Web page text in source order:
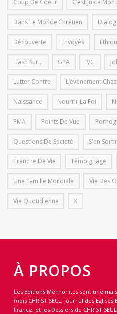
Coup De Coeur C’est Juste Mon
Dans Le Monde Chrétien
Découverte Envoyés
Flash Sur... GPA IVG
Lutter Contre L’événement
Naissance Nourrir La Foi
PMA Points De Vue
Questions De Société S'en Sortir
Tranche De Vie Témoignage
Une Famille Mondiale Vie Des
Vie Quotidienne X
À PROPOS
Les Editions Mennonites sont une
mois CHRIST SEUL, journal des
France, et les Dossiers de CHRIST